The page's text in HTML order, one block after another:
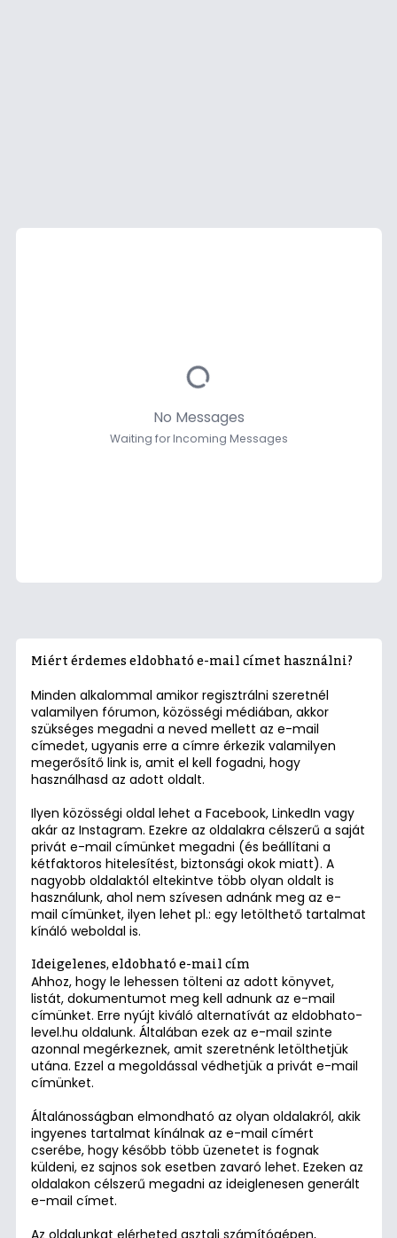
No Messages
Waiting for Incoming Messages
Miért érdemes eldobható e-mail címet használni?
Minden alkalommal amikor regisztrálni szeretnél
valamilyen fórumon, közösségi médiában, akkor
szükséges megadni a neved mellett az e-mail
címedet, ugyanis erre a címre érkezik valamilyen
megerősítő link is, amit el kell fogadni, hogy
használhasd az adott oldalt.
Ilyen közösségi oldal lehet a Facebook, LinkedIn vagy
akár az Instagram. Ezekre az oldalakra célszerű a saját
privát e-mail címünket megadni (és beállítani a
kétfaktoros hitelesítést, biztonsági okok miatt). A
nagyobb oldalaktól eltekintve több olyan oldalt is
használunk, ahol nem szívesen adnánk meg az e-
mail címünket, ilyen lehet pl.: egy letölthető tartalmat
kínáló weboldal is.
Ideigelenes, eldobható e-mail cím
Ahhoz, hogy le lehessen tölteni az adott könyvet,
listát, dokumentumot meg kell adnunk az e-mail
címünket. Erre nyújt kiváló alternatívát az eldobhato-
level.hu oldalunk. Általában ezek az e-mail szinte
azonnal megérkeznek, amit szeretnénk letölthetjük
utána. Ezzel a megoldással védhetjük a privát e-mail
címünket.
Általánosságban elmondható az olyan oldalakról, akik
ingyenes tartalmat kínálnak az e-mail címért
cserébe, hogy később több üzenetet is fognak
küldeni, ez sajnos sok esetben zavaró lehet. Ezeken az
oldalakon célszerű megadni az ideiglenesen generált
e-mail címet.